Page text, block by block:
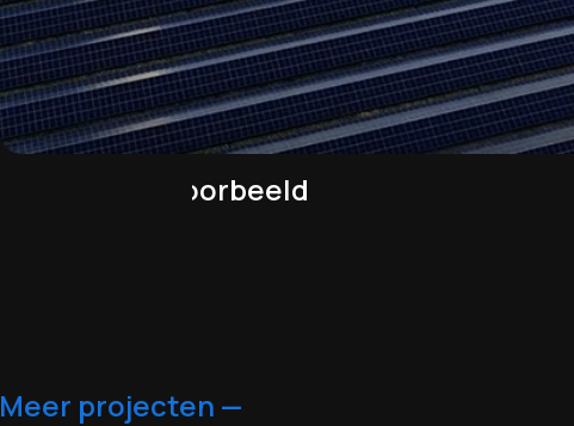
Bedrijfsfilm voorbeeld
Meer projecten —